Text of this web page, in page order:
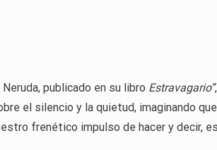
publicado en su libro Estravagario”
el silencio y la quietud, imaginando
frenético impulso de hacer y decir,